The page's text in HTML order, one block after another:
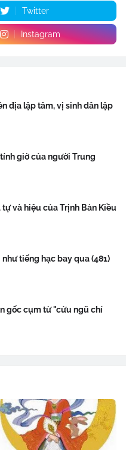
Twitter
Instagram
địa lập tâm, vị sinh dân lập
giờ của người Trung
và hiệu của Trịnh Bản Kiều
như tiếng hạc bay qua (481)
gốc cụm từ "cửu ngũ chí